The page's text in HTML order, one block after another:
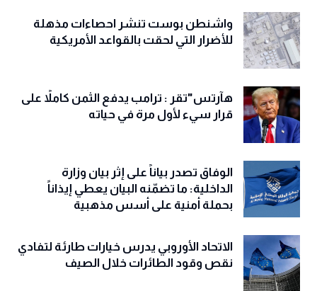
واشنطن بوست تنشر احصاءات مذهلة
للأضرار التي لحقت بالقواعد الأمريكية
هآرتس"تقر : ترامب يدفع الثمن كاملاً على
قرار سيء لأول مرة في حياته
الوفاق تصدر بياناً على إثر بيان وزارة
الداخلية: ما تضمّنه البيان يعطي إيذاناً
بحملة أمنية على أسس مذهبية
الاتحاد الأوروبي يدرس خيارات طارئة لتفادي
نقص وقود الطائرات خلال الصيف